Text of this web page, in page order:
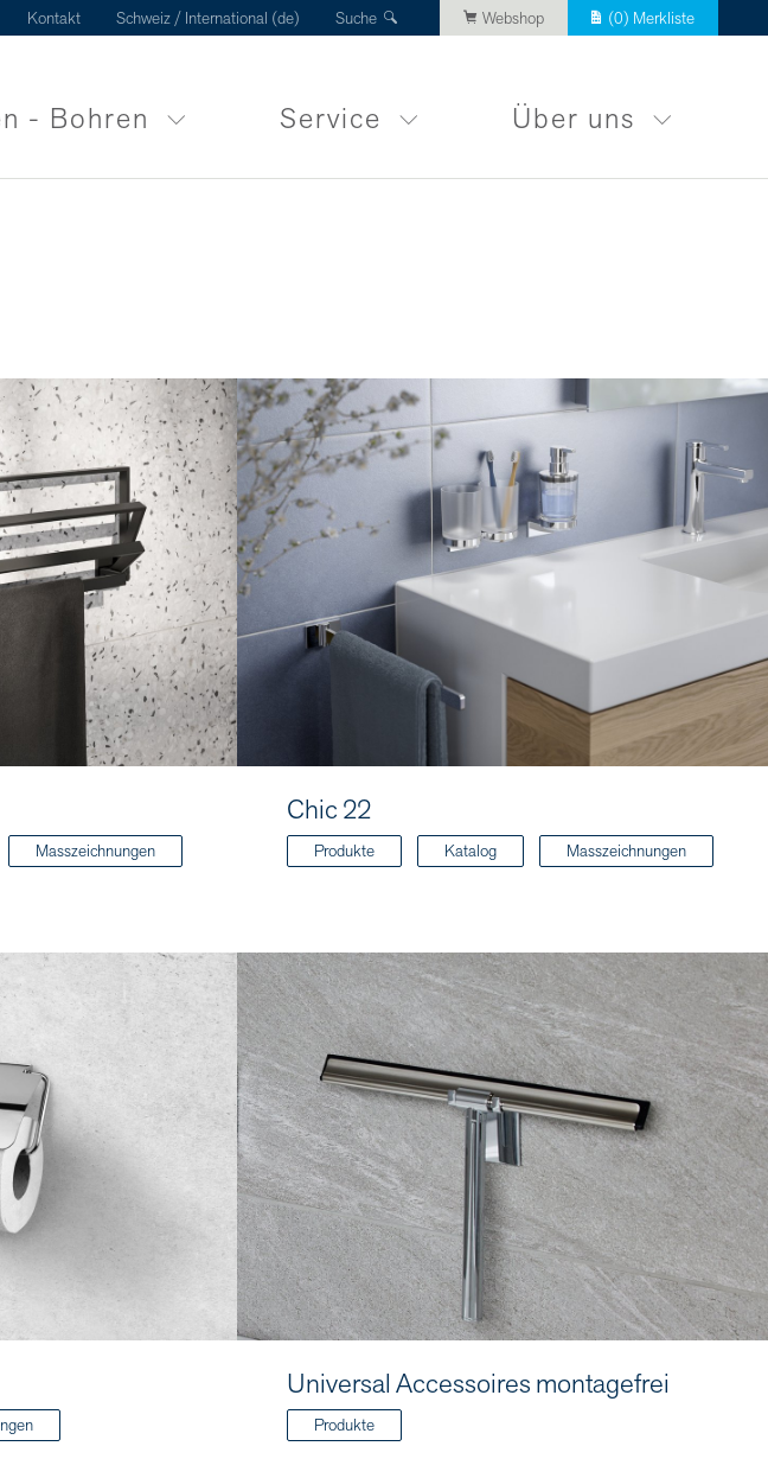
Kontakt Schweiz / International (de) Suche Webshop (0) Merkliste
- Bohren Service Über uns
Masszeichnungen
Chic 22
Produkte Katalog Masszeichnungen
Universal Accessoires montagefrei
Produkte